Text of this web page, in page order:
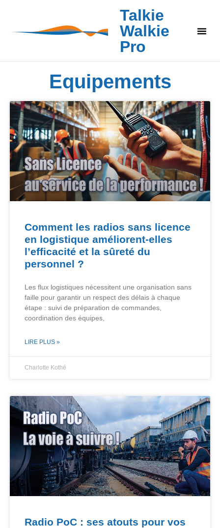
Talkie
Walkie
Pro
Equipements
Comment les radios sans licence
en logistique améliorent-elles
l’efficacité et la sûreté du
personnel ?
Les flux logistiques nécessitent une organisation sans
faille pour garantir un respect des délais à chaque
étape : suivi de préparation de commandes,
coordination des équipes,
LIRE PLUS »
Charlotte Kothé
Radio PoC : ses atouts pour vos